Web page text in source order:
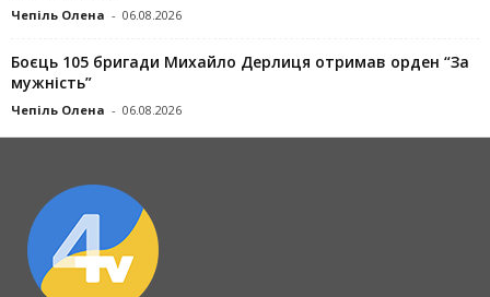
Чепіль Олена - 06.08.2026
Боєць 105 бригади Михайло Дерлиця отримав орден “За
мужність”
Чепіль Олена - 06.08.2026